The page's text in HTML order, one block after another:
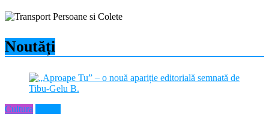
Noutăți
Cultura